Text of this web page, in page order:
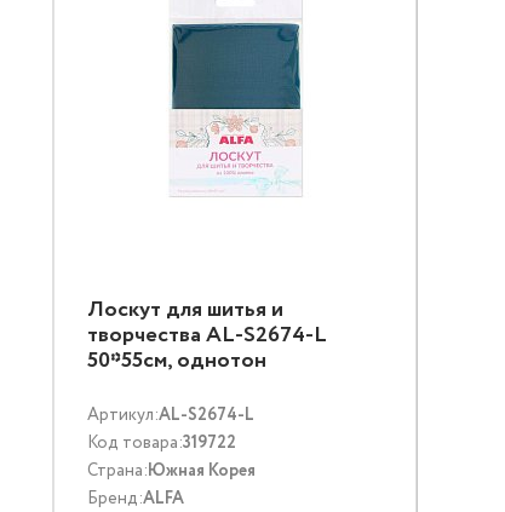
Лоскут для шитья и
творчества AL-S2674-L
50*55см, однотон
Артикул:AL-S2674-L
Код товара:319722
Страна:Южная Корея
Бренд:ALFA